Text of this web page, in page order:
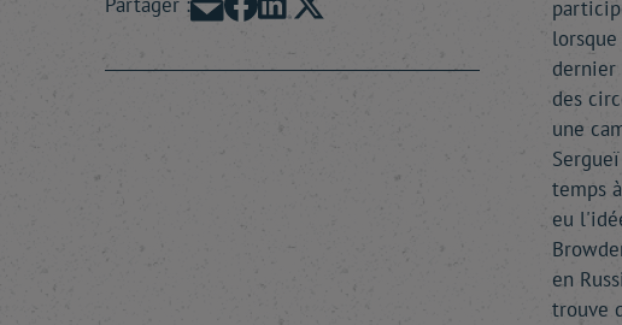
des
une
temps
eu
en
trouve